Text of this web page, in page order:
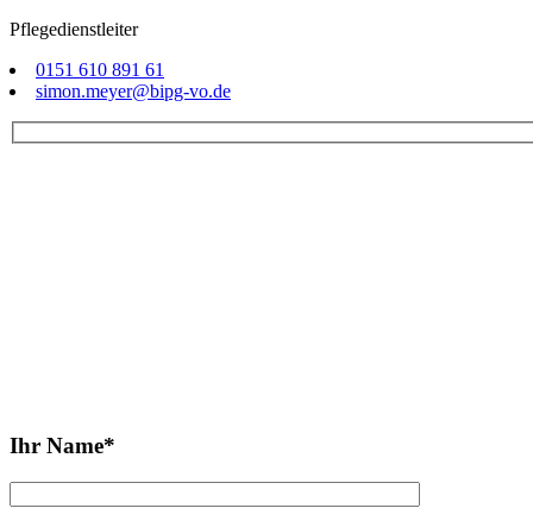
Pflegedienstleiter
0151 610 891 61
simon.meyer@bipg-vo.de
lasse
Feld
leer.
Ihr Name*